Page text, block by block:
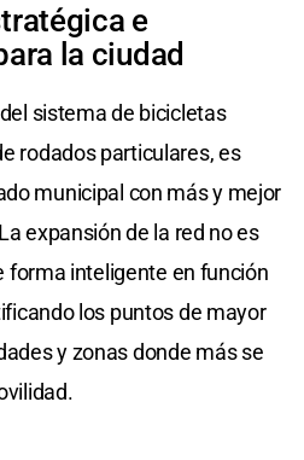
e
la ciudad
sistema de bicicletas
rodados particulares, es
municipal con más y mejor
expansión de la red no es
forma inteligente en función
los puntos de mayor
y zonas donde más se